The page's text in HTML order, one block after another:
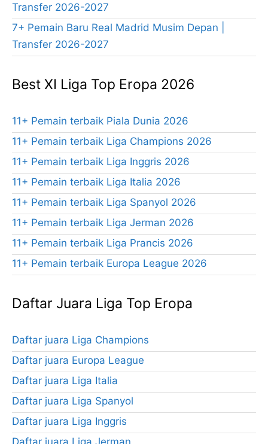
Transfer 2026-2027
7+ Pemain Baru Real Madrid Musim Depan |
Transfer 2026-2027
Best XI Liga Top Eropa 2026
11+ Pemain terbaik Piala Dunia 2026
11+ Pemain terbaik Liga Champions 2026
11+ Pemain terbaik Liga Inggris 2026
11+ Pemain terbaik Liga Italia 2026
11+ Pemain terbaik Liga Spanyol 2026
11+ Pemain terbaik Liga Jerman 2026
11+ Pemain terbaik Liga Prancis 2026
11+ Pemain terbaik Europa League 2026
Daftar Juara Liga Top Eropa
Daftar juara Liga Champions
Daftar juara Europa League
Daftar juara Liga Italia
Daftar juara Liga Spanyol
Daftar juara Liga Inggris
Daftar juara Liga Jerman